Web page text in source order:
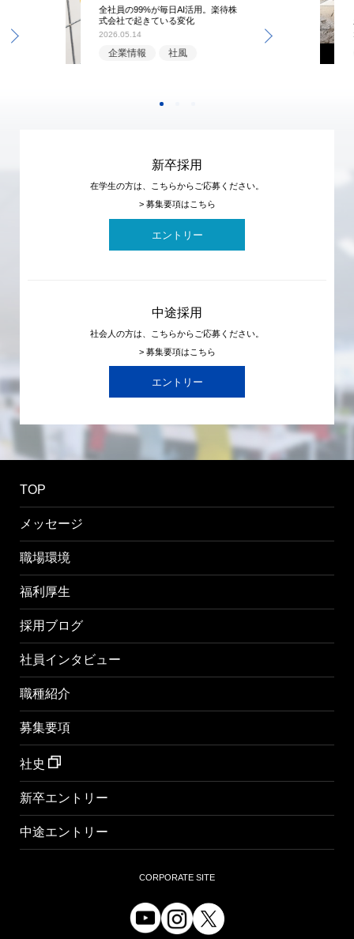
全社員の99%が毎日AI活用。楽待株
式会社で起きている変化
2026.05.14
企業情報 社風
新卒採用
在学生の方は、こちらからご応募ください。
> 募集要項はこちら
エントリー
中途採用
社会人の方は、こちらからご応募ください。
> 募集要項はこちら
エントリー
TOP
メッセージ
職場環境
福利厚生
採用ブログ
社員インタビュー
職種紹介
募集要項
社史
新卒エントリー
中途エントリー
CORPORATE SITE